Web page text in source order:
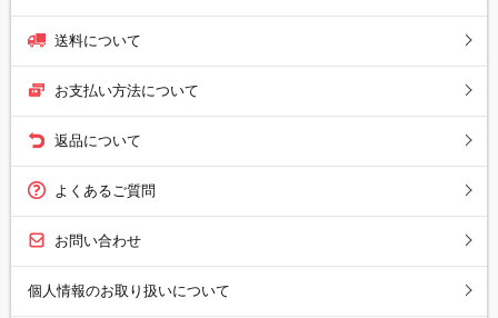
送料について
お支払い方法について
返品について
よくあるご質問
お問い合わせ
個人情報のお取り扱いについて